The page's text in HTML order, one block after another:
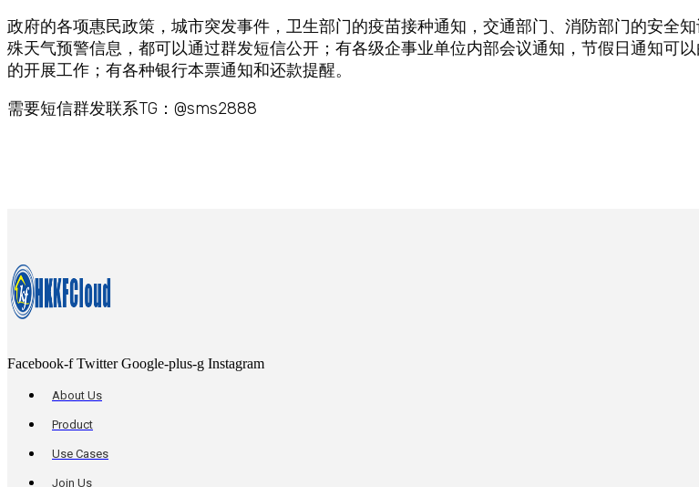
政府的各项惠民政策，城市突发事件，卫生部门的疫苗接种通知，交通部门、消防部门的安全
殊天气预警信息，都可以通过群发短信公开；有各级企事业单位内部会议通知，节假日通知可
的开展工作；有各种银行本票通知和还款提醒。
需要短信群发联系TG：@sms2888
Facebook-f Twitter Google-plus-g Instagram
About Us
Product
Use Cases
Join Us